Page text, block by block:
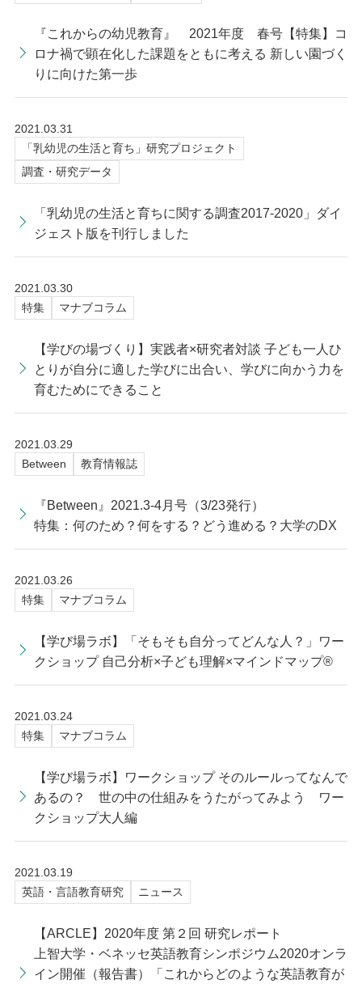
『これからの幼児教育』 2021年度 春号【特集】コ
ロナ禍で顕在化した課題をともに考える 新しい園づく
りに向けた第一歩
2021.03.31
「乳幼児の生活と育ち」研究プロジェクト
調査・研究データ
「乳幼児の生活と育ちに関する調査2017-2020」ダイ
ジェスト版を刊行しました
2021.03.30
特集
マナブコラム
【学びの場づくり】実践者×研究者対談 子ども一人ひ
とりが自分に適した学びに出合い、学びに向かう力を
育むためにできること
2021.03.29
Between
教育情報誌
『Between』2021.3-4月号（3/23発行）
特集：何のため？何をする？どう進める？大学のDX
2021.03.26
特集
マナブコラム
【学び場ラボ】「そもそも自分ってどんな人？」ワー
クショップ 自己分析×子ども理解×マインドマップ®
2021.03.24
特集
マナブコラム
【学び場ラボ】ワークショップ そのルールってなんで
あるの？ 世の中の仕組みをうたがってみよう ワー
クショップ大人編
2021.03.19
英語・言語教育研究
ニュース
【ARCLE】2020年度 第２回 研究レポート
上智大学・ベネッセ英語教育シンポジウム2020オンラ
イン開催（報告書）「これからどのような英語教育が